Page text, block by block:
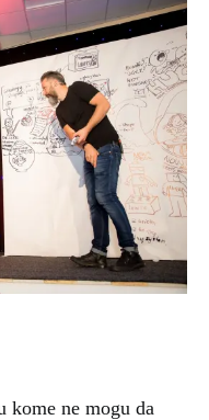
kome ne mogu da